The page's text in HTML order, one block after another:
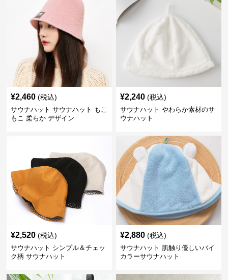
¥2,460 (税込)
サウナハット サウナハット もこ
もこ 柔らか デザイン
¥2,240 (税込)
サウナハット やわらか素材のサ
ウナハット
¥2,520 (税込)
サウナハット シンプル＆チェッ
ク柄 サウナハット
¥2,880 (税込)
サウナハット 肌触り優しいバイ
カラーサウナハット